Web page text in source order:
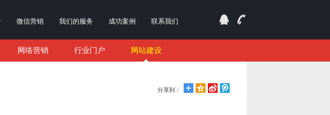
微信营销 我们的服务 成功案例 联系我们
网络营销 行业门户 网站建设
分享到：